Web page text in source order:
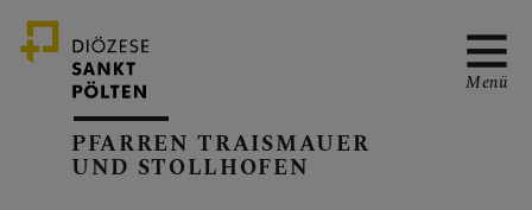
PFARREN TRAISMAUER
UND STOLLHOFEN
Menü